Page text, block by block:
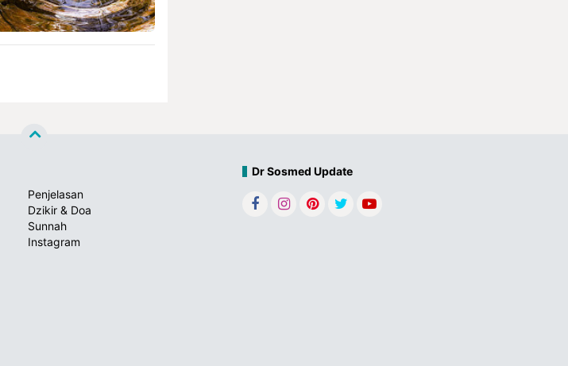
Penjelasan
Dzikir & Doa
Sunnah
Instagram
Dr Sosmed Update